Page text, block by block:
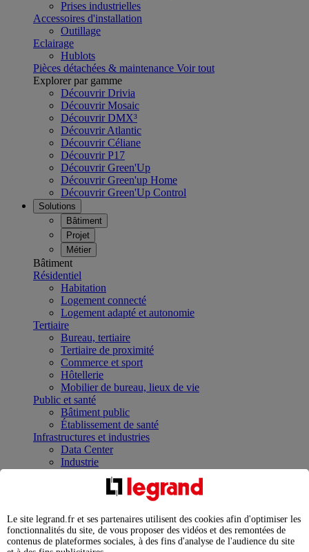
Prises industrielles
Accessoires d'installation
Outillage
Eclairage
Hublots
Pièces détachées & maintenance Voir tout
Explorer par gamme
Découvrir Drivia
Découvrir Mosaic
Découvrir DMX³
Découvrir Atlantic
Découvrir Céliane
Découvrir P17
Découvrir Green'Up
Découvrir Green'up Home
Découvrir Green'Up Control
Solutions
Bâtiment
Projet
Métier
Bâtiment
Résidentiel
Habitation
Logement connecté
Logement adapté et autonomie
Tertiaire
Bureau, tertiaire
Tertiaire de proximité
Commerce et sport
Hôtellerie
Mobilier de bureau, lieux de vie
Public et santé
Bâtiment public
Établissement de santé
Infrastructures et industries
Data Center
Industrie
Infrastructures
Contrôler et planifier le fonctionnement des appareils
Répartir et optimiser son tableau électrique
Legrand Data Center Solutions : concentrer les
expertises au service de vos performances
Le site legrand.fr et ses partenaires utilisent des cookies afin d'optimiser les
fonctionnalités du site, de vous proposer des vidéos et des remontées de
contenus de plateformes sociales, à des fins d'analyse de l'audience du site